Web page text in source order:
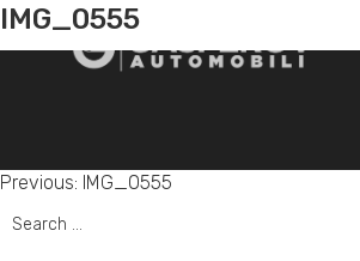
IMG_0555
Post
navigation
Previous: IMG_0555
for: